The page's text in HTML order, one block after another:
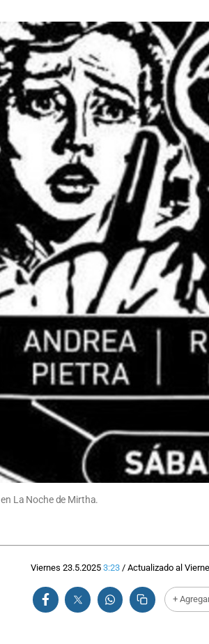
La Noche de Mirtha.
Viernes 23.5.2025 3:23/ Actualizado al
+